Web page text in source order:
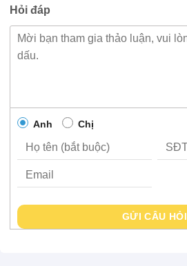
Hỏi đáp
Anh Chị
GỬI CÂU HỎI